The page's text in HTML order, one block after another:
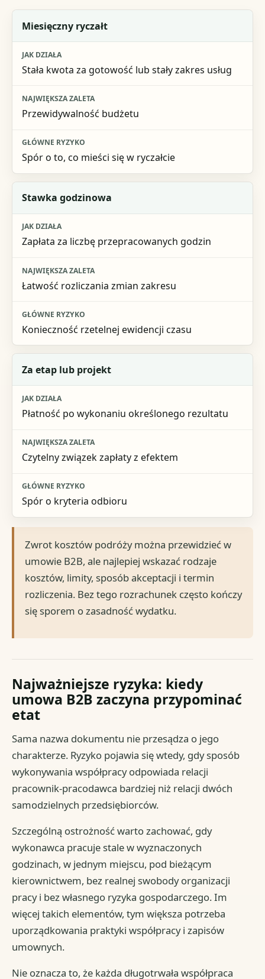
Model rozliczeń
Jak działa
Największa zaleta
Główne ryzyko
Miesięczny ryczałt
Stała kwota za gotowość lub stały zakres usług
Przewidywalność budżetu
Spór o to, co mieści się w ryczałcie
Stawka godzinowa
Zapłata za liczbę przepracowanych godzin
Łatwość rozliczania zmian zakresu
Konieczność rzetelnej ewidencji czasu
Za etap lub projekt
Płatność po wykonaniu określonego rezultatu
Czytelny związek zapłaty z efektem
Spór o kryteria odbioru
Zwrot kosztów podróży można przewidzieć w
umowie B2B, ale najlepiej wskazać rodzaje
kosztów, limity, sposób akceptacji i termin
rozliczenia. Bez tego rozrachunek często kończy
się sporem o zasadność wydatku.
Najważniejsze ryzyka: kiedy
umowa B2B zaczyna przypominać
etat
Sama nazwa dokumentu nie przesądza o jego
charakterze. Ryzyko pojawia się wtedy, gdy sposób
wykonywania współpracy odpowiada relacji
pracownik-pracodawca bardziej niż relacji dwóch
samodzielnych przedsiębiorców.
Szczególną ostrożność warto zachować, gdy
wykonawca pracuje stale w wyznaczonych
godzinach, w jednym miejscu, pod bieżącym
kierownictwem, bez realnej swobody organizacji
pracy i bez własnego ryzyka gospodarczego. Im
więcej takich elementów, tym większa potrzeba
uporządkowania praktyki współpracy i zapisów
umownych.
Nie oznacza to, że każda długotrwała współpraca